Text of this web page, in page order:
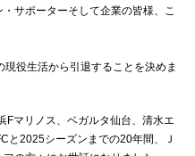
サポーターそして企業の皆様、こ
役生活から引退することを決めま
Fマリノス、ベガルタ仙台、清水エ
と2025シーズンまでの20年間、Ｊ